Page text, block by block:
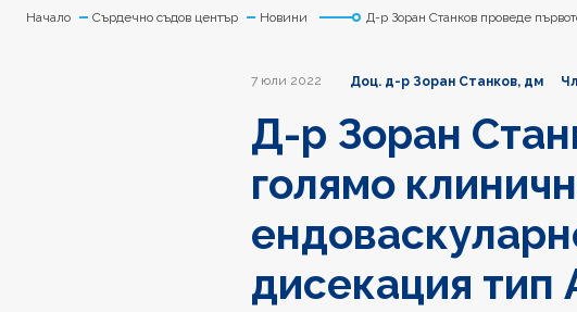
Начало Сърдечно съдов център Новини Д-р Зоран Станков проведе
7 юли 2022 Доц. д-р Зоран Станков, дм
Д-р Зоран
голямо
дисекация тип